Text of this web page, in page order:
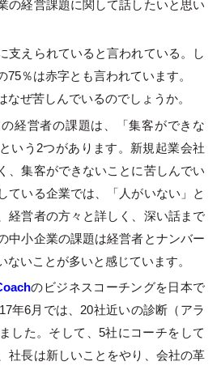
の経営課題に関して話したいと思い
支えられていると言われている。し
％は赤字とも言われています。
なぜ苦しんでいるのでしょうか。
経営者の課題は、「集客ができな
いう2つがあります。新規起業会社
、集客ができないことに苦しんでい
ている企業では、「人がいない」と
経営者の方々と詳しく、深い話まで
中小企業の課題は経営者とナンバー
ないことが多いと感じています。
のビジネスコーチングを日本で
年6月では、20社近いの診断（アラ
した。そして、5社にコーチをして
社長は新しいことをやり、会社の革